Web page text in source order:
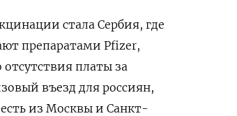
стала Сербия, где
препаратами Pfizer,
платы за
въезд для россиян,
из Москвы и Санкт-